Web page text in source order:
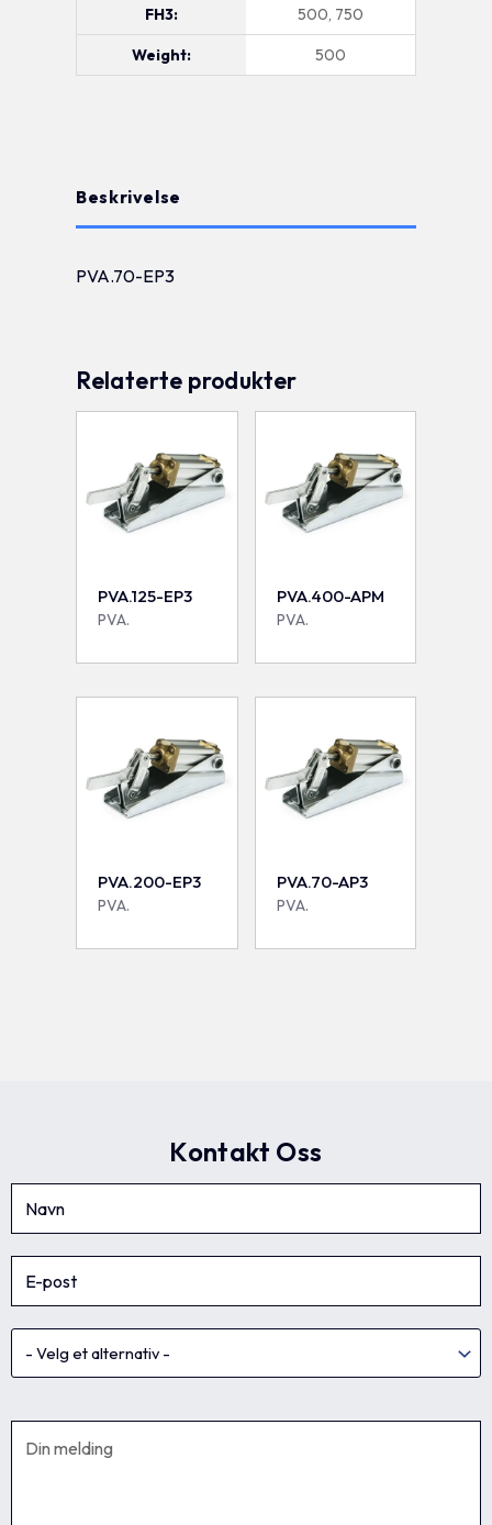
FH3: 500, 750
Weight: 500
Beskrivelse
PVA.70-EP3
Relaterte produkter
PVA.125-EP3
PVA.
PVA.400-APM
PVA.
PVA.200-EP3
PVA.
PVA.70-AP3
PVA.
Kontakt Oss